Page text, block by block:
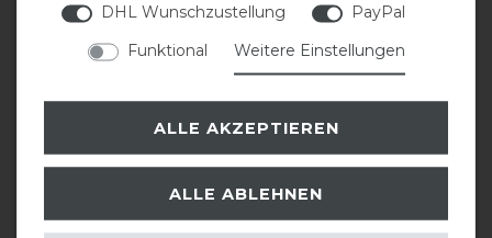
CAVALLO Care Creme
Stassek Equifix Faulpelz
DHL Wunschzustellung
PayPal
Funktional
Weitere Einstellungen
ALLE AKZEPTIEREN
ALLE ABLEHNEN